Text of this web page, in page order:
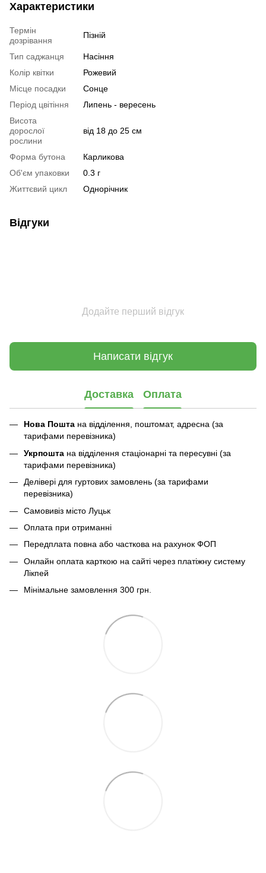
Характеристики
Термін
дозрівання
Пізній
Тип саджанця
Насіння
Колір квітки
Рожевий
Місце посадки
Сонце
Період цвітіння
Липень - вересень
Висота
дорослої
рослини
від 18 до 25 см
Форма бутона
Карликова
Об'єм упаковки
0.3 г
Життєвий цикл
Однорічник
Відгуки
Додайте перший відгук
Написати відгук
Доставка Оплата
Нова Пошта на відділення, поштомат, адресна (за
тарифами перевізника)
Укрпошта на відділення стаціонарні та пересувні (за
тарифами перевізника)
Делівері для гуртових замовлень (за тарифами
перевізника)
Самовивіз місто Луцьк
Оплата при отриманні
Передплата повна або часткова на рахунок ФОП
Онлайн оплата карткою на сайті через платіжну систему
Лікпей
Мінімальне замовлення 300 грн.